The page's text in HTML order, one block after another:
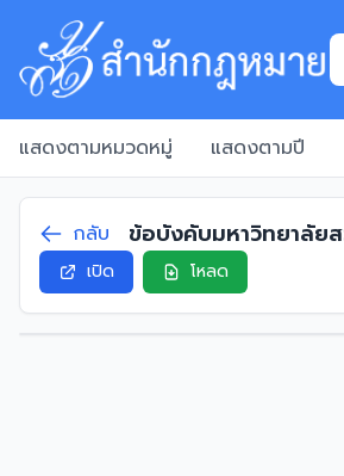
แสดงตามหมวดหมู่ แสดงตามปี
กลับ
ข้อบังคับมหาวิทยาลัย
อธิการบดี พ.ศ. 2562
เปิด โหลด